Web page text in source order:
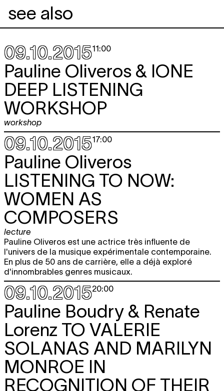
see also
09.10.201511:00
Pauline Oliveros & IONE
DEEP LISTENING
WORKSHOP
workshop
09.10.201517:00
Pauline Oliveros
LISTENING TO NOW:
WOMEN AS
COMPOSERS
lecture
Pauline Oliveros est une actrice très influente de
l'univers de la musique expérimentale contemporaine.
En plus de 50 ans de carrière, elle a déjà exploré
d'innombrables genres musicaux.
09.10.201520:00
Pauline Boudry & Renate
Lorenz TO VALERIE
SOLANAS AND MARILYN
MONROE IN
RECOGNITION OF THEIR